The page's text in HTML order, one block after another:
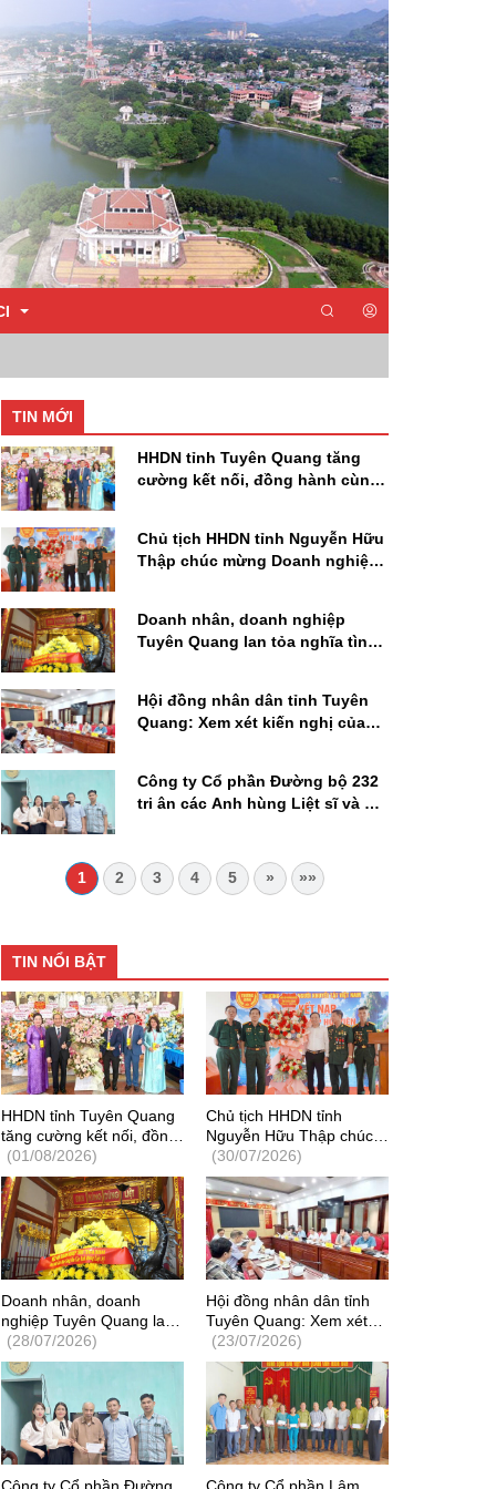
TIN MỚI
HHDN tỉnh Tuyên Quang tăng
cường kết nối, đồng hành cùng
học - công nghệ
Chủ tịch HHDN tỉnh Nguyễn Hữu
Thập chúc mừng Doanh nghiệp
Người khuyết tật Việt Nam
Doanh nhân, doanh nghiệp
Tuyên Quang lan tỏa nghĩa tình
Hội đồng nhân dân tỉnh Tuyên
Quang: Xem xét kiến nghị của
trường đầu tư cạnh tranh
Công ty Cổ phần Đường bộ 232
tri ân các Anh hùng Liệt sĩ và gia
1 2 3 4 5 » »»
TIN NỔI BẬT
HHDN tỉnh Tuyên Quang
tăng cường kết nối, đồng
hành cùng doanh nghiệp
và tích cực tham gia các
hoạt động xã hội, khoa
học - công nghệ
(01/08/2026)
Chủ tịch HHDN tỉnh
Nguyễn Hữu Thập chúc
mừng Doanh nghiệp tư
nhân Hoàng Sàng gia
nhập HHDN của Thương
binh và Người khuyết tật
Việt Nam
(30/07/2026)
Doanh nhân, doanh
nghiệp Tuyên Quang lan
tỏa nghĩa tình tri ân
Người có công
(28/07/2026)
Hội đồng nhân dân tỉnh
Tuyên Quang: Xem xét
kiến nghị của Hiệp hội
Doanh nghiệp tỉnh về
chính sách giá đất, tạo
môi trường đầu tư cạnh
tranh
(23/07/2026)